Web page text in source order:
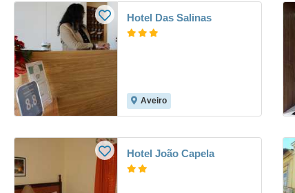
Hotel Das Salinas
Aveiro
Hotel João Capela